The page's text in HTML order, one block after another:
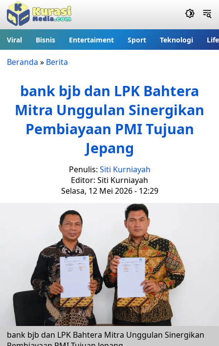
Viral Bisnis Entertaiment Sport Teknologi
Beranda » Berita
bank bjb dan LPK Bahtera
Mitra Unggulan Sinergikan
Pembiayaan PMI Tujuan
Jepang
Penulis: Siti Kurniayah
Editor: Siti Kurniayah
Selasa, 12 Mei 2026 - 12:29
bank bjb dan LPK Bahtera Mitra Unggulan Sinergikan